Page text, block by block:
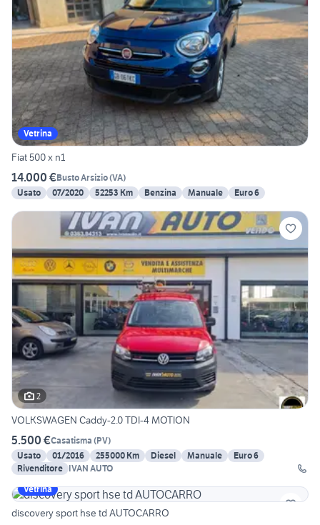
Vetrina
Fiat 500 x n1
14.000 €Busto Arsizio(VA)
Usato
07/2020 52253 Km Benzina Manuale Euro 6
2
VOLKSWAGEN Caddy-2.0 TDI-4 MOTION
5.500 €Casatisma (PV)
Usato
01/2016 255000 Km Diesel Manuale
Euro 6
Rivenditore IVAN AUTO
Vetrina
discovery sport hse td AUTOCARRO